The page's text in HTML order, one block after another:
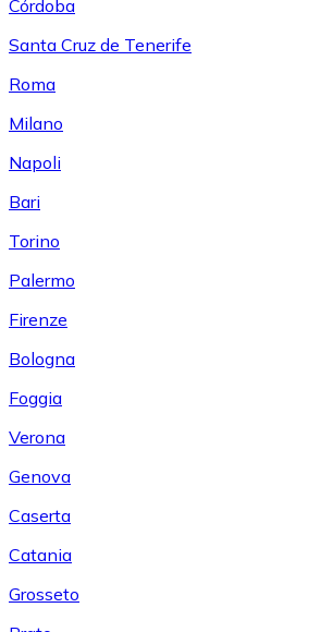
Córdoba
Santa Cruz de Tenerife
Roma
Milano
Napoli
Bari
Torino
Palermo
Firenze
Bologna
Foggia
Verona
Genova
Caserta
Catania
Grosseto